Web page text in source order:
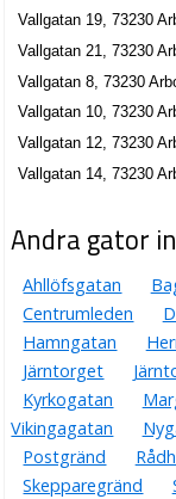
Vallgatan 19, 73230
Vallgatan 21, 73230
Vallgatan 8, 73230
Vallgatan 10, 73230
Vallgatan 12, 73230
Vallgatan 14, 73230
Andra gator
Ahllöfsgatan
Centrumleden
Hamngatan
Järntorget
Kyrkogatan
Vikingagatan
Postgränd
Skepparegränd